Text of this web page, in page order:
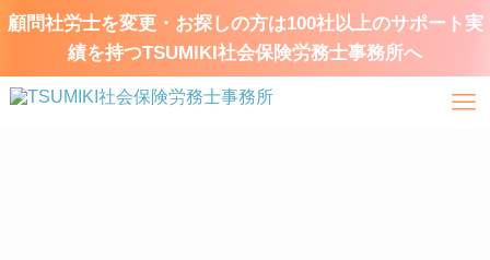
顧問社労士を変更・お探しの方は100社以上のサポート実
績を持つTSUMIKI社会保険労務士事務所へ